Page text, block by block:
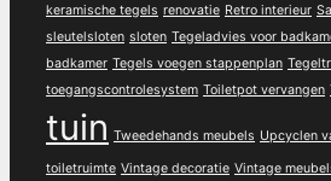
keramische tegels renovatie Retro interieur
sleutelsloten sloten Tegeladvies voor
badkamer Tegels voegen stappenplan
toegangscontrolesystem Toiletpot vervangen
tuin Tweedehands meubels Upcyclen
toiletruimte Vintage decoratie Vintage